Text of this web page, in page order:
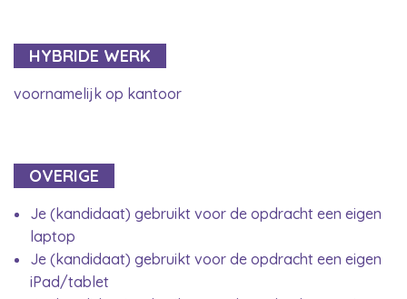
HYBRIDE WERK
voornamelijk op kantoor
OVERIGE
Je (kandidaat) gebruikt voor de opdracht een eigen
laptop
Je (kandidaat) gebruikt voor de opdracht een eigen
iPad/tablet